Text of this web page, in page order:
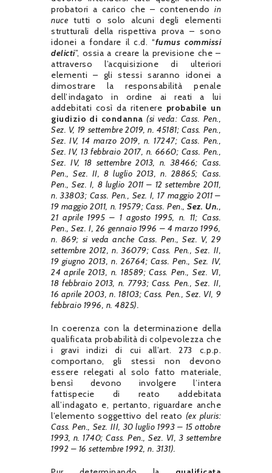
probatori a carico che – contenendo in
nuce tutti o solo alcuni degli elementi
strutturali della rispettiva prova – sono
idonei a fondare il c.d. “fumus commissi
delicti”, ossia a creare la previsione che –
attraverso l’acquisizione di ulteriori
elementi – gli stessi saranno idonei a
dimostrare la responsabilità penale
dell’indagato in ordine ai reati a lui
addebitati così da ritenere probabile un
giudizio di condanna (si veda: Cass. Pen.,
Sez. V, 19 settembre 2019, n. 45181; Cass. Pen.,
Sez. IV, 14 marzo 2019, n. 17247; Cass. Pen.,
Sez. IV, 13 febbraio 2017, n. 6660; Cass. Pen.,
Sez. IV, 18 settembre 2013, n. 38466; Cass.
Pen., Sez. II, 8 luglio 2013, n. 28865; Cass.
Pen., Sez. I, 8 luglio 2011 – 12 settembre 2011,
n. 33803; Cass. Pen., Sez. I, 17 maggio 2011 –
19 maggio 2011, n. 19579; Cass. Pen.,Sez. Un.,
21 aprile 1995 – 1 agosto 1995, n. 11; Cass.
Pen., Sez. I, 26 gennaio 1996 – 4 marzo 1996,
n. 869; si veda anche Cass. Pen., Sez. V, 29
settembre 2012, n. 36079; Cass. Pen., Sez. II,
19 giugno 2013, n. 26764; Cass. Pen., Sez. IV,
24 aprile 2013, n. 18589; Cass. Pen., Sez. VI,
18 febbraio 2013, n. 7793; Cass. Pen., Sez. II,
16 aprile 2003, n. 18103; Cass. Pen., Sez. VI, 9
febbraio 1996, n. 4825).
In coerenza con la determinazione della
qualificata probabilità di colpevolezza che
i gravi indizi di cui all’art. 273 c.p.p.
comportano, gli stessi non devono
essere relegati al solo fatto materiale,
bensì devono involgere l’intera
fattispecie di reato addebitata
all’indagato e, pertanto, riguardare anche
l’elemento soggettivo del reato (ex pluris:
Cass. Pen., Sez. III, 30 luglio 1993 – 15 ottobre
1993, n. 1740; Cass. Pen., Sez. VI, 3 settembre
1992 – 16 settembre 1992, n. 3131).